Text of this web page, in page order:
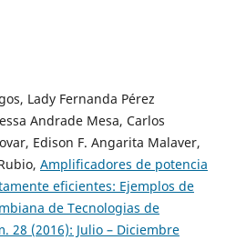
Lady Fernanda Pérez
Andrade Mesa, Carlos
Edison F. Angarita Malaver,
Amplificadores de potencia
eficientes: Ejemplos de
de Tecnologias de
28 (2016): Julio – Diciembre